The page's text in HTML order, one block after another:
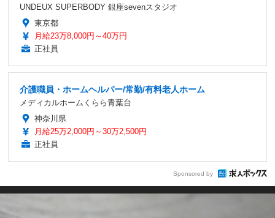
UNDEUX SUPERBODY 銀座sevenスタジオ
東京都
月給23万8,000円～40万円
正社員
介護職員・ホームヘルパー/常勤/有料老人ホーム
メディカルホームくらら青葉台
神奈川県
月給25万2,000円～30万2,500円
正社員
Sponsored by